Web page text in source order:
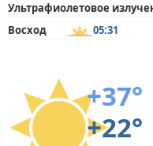
Ультрафиолетовое
Восход
05:31
+37°
+22°